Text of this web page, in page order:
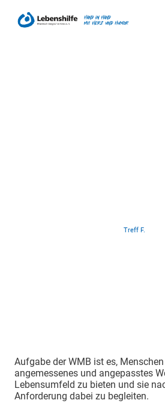
Treff F.
Aufgabe der WMB ist es,
angemessenes und angepasstes
Lebensumfeld zu bieten und sie
Anforderung dabei zu begleiten.